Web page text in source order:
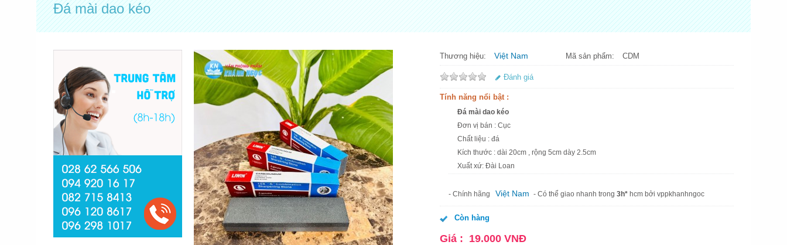
Đá mài dao kéo
Thương hiệu: Việt Nam Mã sản phẩm: CDM
Đánh giá
Tính năng nổi bật :
Đá mài dao kéo
Đơn vị bán : Cục
Chất liệu : đá
Kích thước : dài 20cm , rộng 5cm dày 2.5cm
Xuất xứ: Đài Loan
- Chính hãng Việt Nam - Có thể giao nhanh trong 3h* hcm bởi vppkhanhngoc
Còn hàng
Giá : 19.000 VNĐ